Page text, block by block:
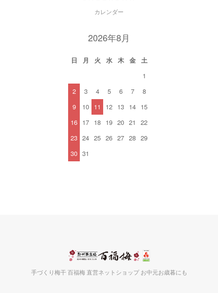
カレンダー
2026年8月
日 月 火 水 木 金
土
1
2
3 4 5 6 7
8
9
10 11 12 13 14 15
16 17 18 19 20 21
22
23 24 25 26 27 28 29
30 31
手づくり梅干 百福梅 直営ネットショップ お中元お歳暮にも